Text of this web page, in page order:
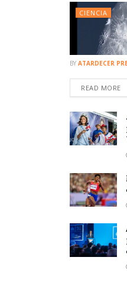
CIENCIA
BY ATARDECER
READ MORE